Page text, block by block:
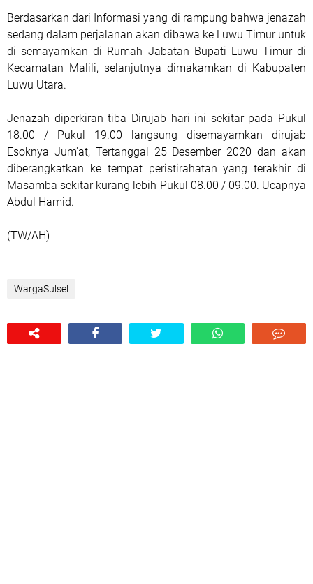
Berdasarkan dari Informasi yang di rampung bahwa jenazah
sedang dalam perjalanan akan dibawa ke Luwu Timur untuk
di semayamkan di Rumah Jabatan Bupati Luwu Timur di
Kecamatan Malili, selanjutnya dimakamkan di Kabupaten
Luwu Utara.
Jenazah diperkiran tiba Dirujab hari ini sekitar pada Pukul
18.00 / Pukul 19.00 langsung disemayamkan dirujab
Esoknya Jum'at, Tertanggal 25 Desember 2020 dan akan
diberangkatkan ke tempat peristirahatan yang terakhir di
Masamba sekitar kurang lebih Pukul 08.00 / 09.00. Ucapnya
Abdul Hamid.
(TW/AH)
WargaSulsel